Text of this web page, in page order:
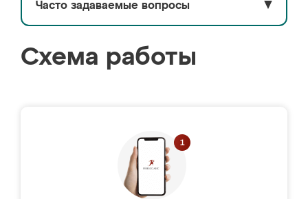
Часто задаваемые вопросы ▼
Схема работы